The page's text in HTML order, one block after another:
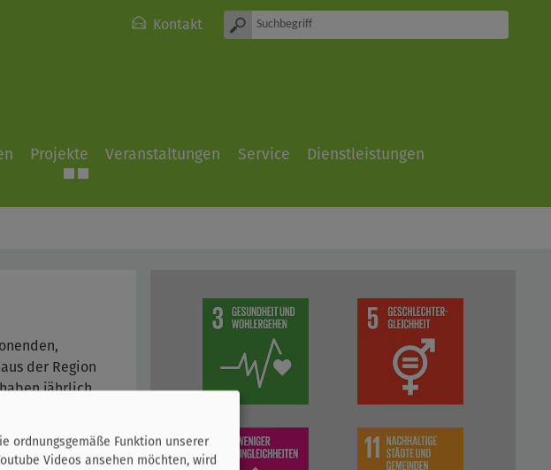
Kontakt
Projekte Veranstaltungen Service Dienstleistungen
der Region
jährlich
die
in neuem
ordnungsgemäße Funktion unserer
Videos ansehen möchten, wird